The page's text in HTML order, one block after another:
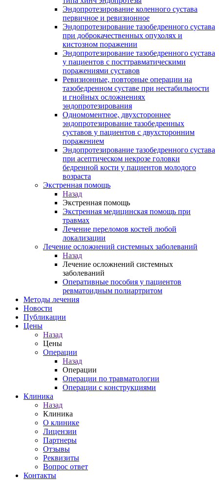
Эндопротезирование коленного сустава
первичное и ревизионное
Эндопротезирование тазобедренного сустава
при доброкачественных опухолях и
кистозном поражении
Эндопротезирование тазобедренного сустава
у пациентов с посттравматическими
поражениями суставов
Ревизионные, повторные операции на
тазобедренном суставе при нестабильности
и гнойных осложнениях
эндопротезирования
Одномоментное, двухстороннее
эндопротезирование тазобедренных
суставов у пациентов с двухсторонним
поражением
Эндопротезирование тазобедренного сустава
при асептическом некрозе головки
бедренной кости у пациентов молодого
возраста
Экстренная помощь
Назад
Экстренная помощь
Экстренная медицинская помощь при
травмах
Лечение переломов костей любой
локализации
Лечение осложнений системных заболеваний
Назад
Лечение осложнений системных
заболеваний
Оперативные пособия у пациентов
ревматоидным полиартритом
Методы лечения
Новости
Публикации
Цены
Назад
Цены
Операции
Назад
Операции
Операции по травматологии
Операции с конструкциями
Клиника
Назад
Клиника
О клинике
Лицензии
Партнеры
Отзывы
Реквизиты
Вопрос ответ
Контакты